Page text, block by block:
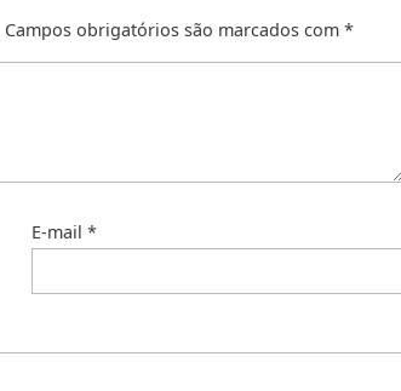
Campos obrigatórios são marcados com *
E-mail *